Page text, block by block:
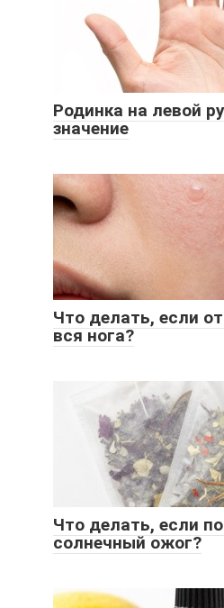
Родинка на левой
значение
Что делать, если
вся нога?
Что делать, если
солнечный ожог?